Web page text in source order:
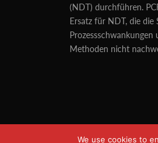
(NDT) durchführen.
Ersatz für NDT, die
Methoden nicht
We use cookies to